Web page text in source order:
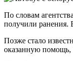
По словам
получили ранения.
Позже стало
оказанную помощь,